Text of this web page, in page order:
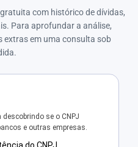
com histórico de dívidas,
Para aprofundar a análise,
extras em uma consulta sob
se o CNPJ
e outras empresas.
do CNPJ